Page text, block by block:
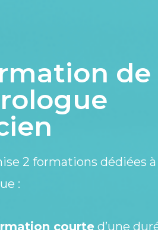
de
2 formations dédiées à
:
courte d’une